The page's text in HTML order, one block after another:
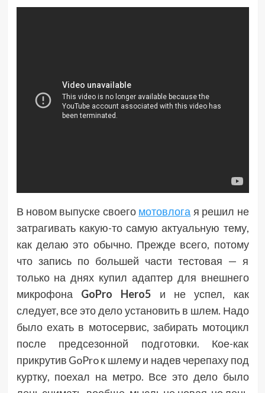
В новом выпуске своего мотовлога я решил не
затрагивать какую-то самую актуальную тему,
как делаю это обычно. Прежде всего, потому
что запись по большей части тестовая — я
только на днях купил адаптер для внешнего
микрофона GoPro Hero5 и не успел, как
следует, все это дело установить в шлем. Надо
было ехать в мотосервис, забирать мотоцикл
после предсезонной подготовки. Кое-как
прикрутив GoPro к шлему и надев черепаху под
куртку, поехал на метро. Все это дело было